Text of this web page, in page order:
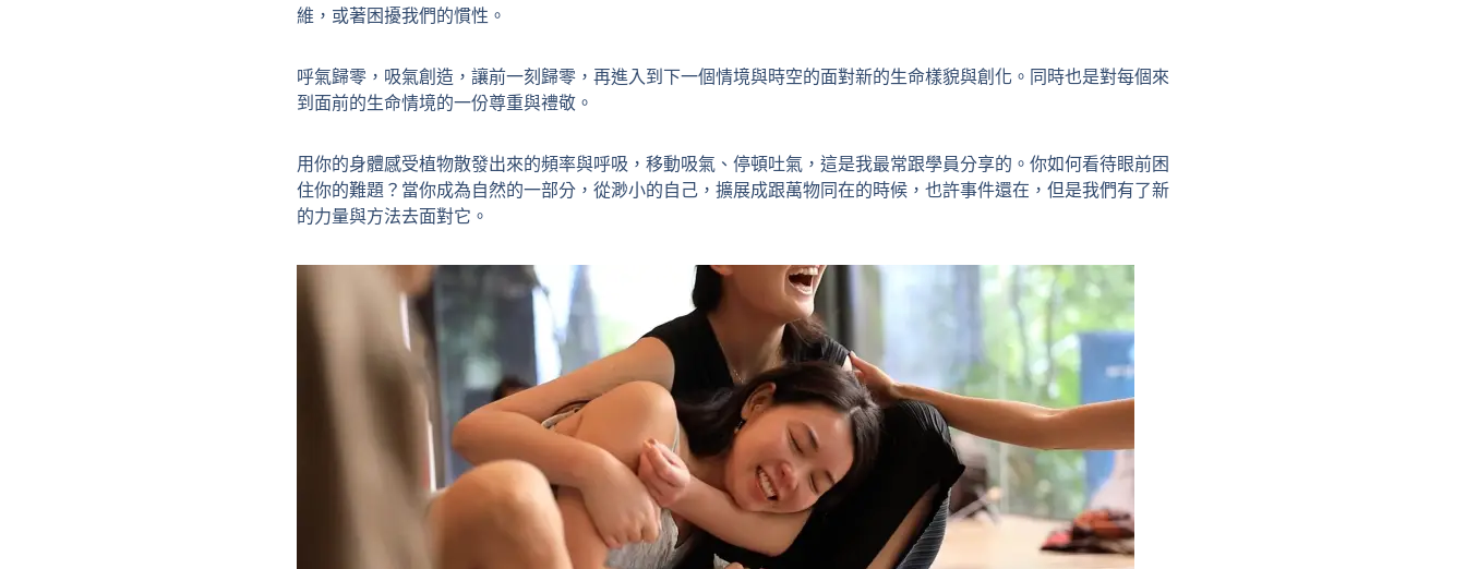
維，或著困擾我們的慣性。
呼氣歸零，吸氣創造，讓前一刻歸零，再進入到下一個情境與時空的面對新的生命樣貌與創化。同時也是對每個來
到面前的生命情境的一份尊重與禮敬。
用你的身體感受植物散發出來的頻率與呼吸，移動吸氣、停頓吐氣，這是我最常跟學員分享的。你如何看待眼前困
住你的難題？當你成為自然的一部分，從渺小的自己，擴展成跟萬物同在的時候，也許事件還在，但是我們有了新
的力量與方法去面對它。